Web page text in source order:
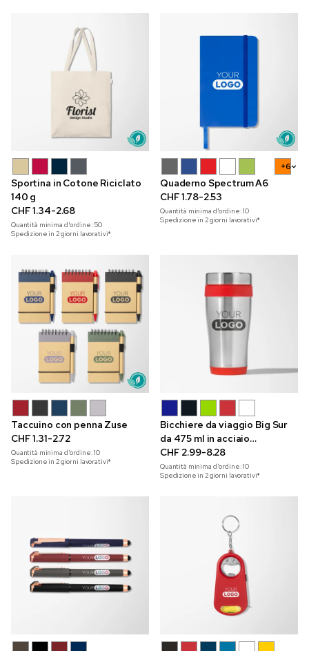
Sportina in Cotone Riciclato
140 g
CHF 1.34-2.68
Quantità minima d'ordine: 50
Spedizione in 2 giorni lavorativi*
+6
Quaderno Spectrum A6
CHF 1.78-2.53
Quantità minima d'ordine:10
Spedizione in 2 giorni lavorativi*
Taccuino con penna Zuse
CHF 1.31-2.72
Quantità minima d'ordine:10
Spedizione in 2 giorni lavorativi*
Bicchiere da viaggio Big Sur
da 475 ml in acciaio
inossidabile
CHF 2.99-8.28
Quantità minima d'ordine:10
Spedizione in 2 giorni lavorativi*